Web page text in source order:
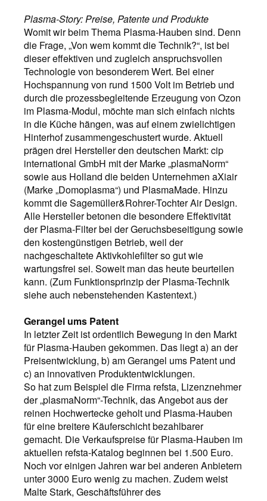
Plasma-Story: Preise, Patente und Produkte
Womit wir beim Thema Plasma-Hauben sind. Denn
die Frage, „Von wem kommt die Technik?“, ist bei
dieser effektiven und zugleich anspruchsvollen
Technologie von besonderem Wert. Bei einer
Hochspannung von rund 1500 Volt im Betrieb und
durch die prozessbegleitende Erzeugung von Ozon
im Plasma-Modul, möchte man sich einfach nichts
in die Küche hängen, was auf einem zwielichtigen
Hinterhof zusammengeschustert wurde. Aktuell
prägen drei Hersteller den deutschen Markt: cip
international GmbH mit der Marke „plasmaNorm“
sowie aus Holland die beiden Unternehmen aXiair
(Marke „Domoplasma“) und PlasmaMade. Hinzu
kommt die Sagemüller&Rohrer-Tochter Air Design.
Alle Hersteller betonen die besondere Effektivität
der Plasma-Filter bei der Geruchsbeseitigung sowie
den kostengünstigen Betrieb, weil der
nachgeschaltete Aktivkohlefilter so gut wie
wartungsfrei sei. Soweit man das heute beurteilen
kann. (Zum Funktionsprinzip der Plasma-Technik
siehe auch nebenstehenden Kastentext.)
Gerangel ums Patent
In letzter Zeit ist ordentlich Bewegung in den Markt
für Plasma-Hauben gekommen. Das liegt a) an der
Preisentwicklung, b) am Gerangel ums Patent und
c) an innovativen Produktentwicklungen.
So hat zum Beispiel die Firma refsta, Lizenznehmer
der „plasmaNorm“-Technik, das Angebot aus der
reinen Hochwertecke geholt und Plasma-Hauben
für eine breitere Käuferschicht bezahlbarer
gemacht. Die Verkaufspreise für Plasma-Hauben im
aktuellen refsta-Katalog beginnen bei 1.500 Euro.
Noch vor einigen Jahren war bei anderen Anbietern
unter 3000 Euro wenig zu machen. Zudem weist
Malte Stark, Geschäftsführer des